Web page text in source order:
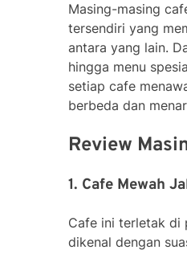
Masing-masing
tersendiri yang
antara yang lain.
hingga menu
setiap cafe
berbeda dan
Review
1. Cafe Mewah
Cafe ini terletak di
dikenal dengan